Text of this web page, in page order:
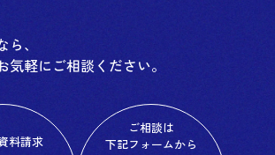
、
気軽にご相談ください。
料請求
ご相談は
下記フォームから